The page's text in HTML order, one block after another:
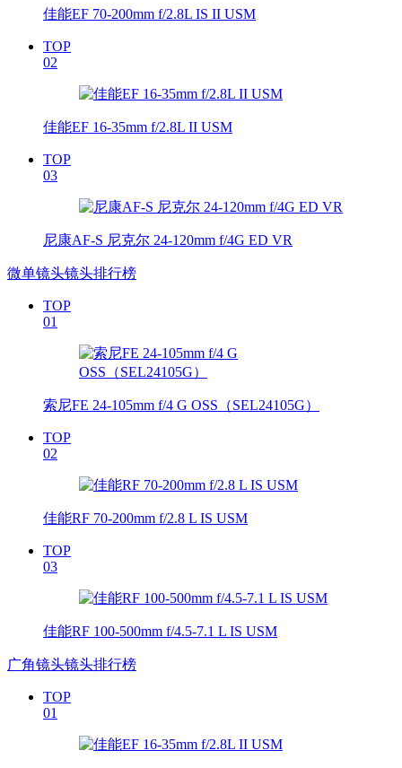
佳能EF 70-200mm f/2.8L IS II USM
TOP
02
佳能EF 16-35mm f/2.8L II USM
TOP
03
尼康AF-S 尼克尔 24-120mm f/4G ED VR
微单镜头镜头排行榜
TOP
01
索尼FE 24-105mm f/4 G OSS（SEL24105G）
TOP
02
佳能RF 70-200mm f/2.8 L IS USM
TOP
03
佳能RF 100-500mm f/4.5-7.1 L IS USM
广角镜头镜头排行榜
TOP
01